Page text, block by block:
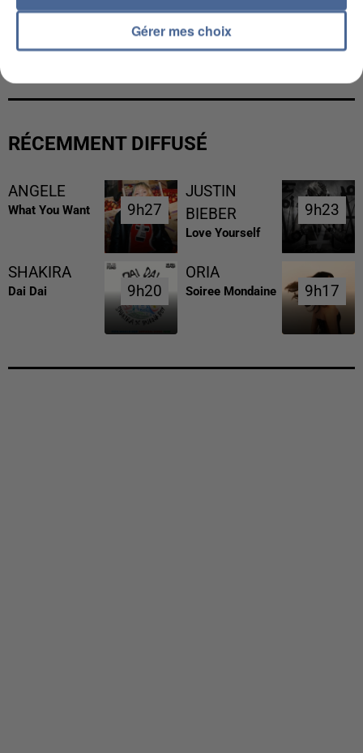
LES DONNÉES DE 300 000 CLIENTS DÉROBÉES À
INTERMARCHÉ APRÈS UNE...
RÉCEMMENT DIFFUSÉ
ANGELE
What You Want 9h27
9h27
JUSTIN
BIEBER
Love Yourself
9h23
9h23
SHAKIRA
Dai Dai 9h20
9h20
ORIA
Soiree Mondaine 9h17
9h17
Gérer mes choix